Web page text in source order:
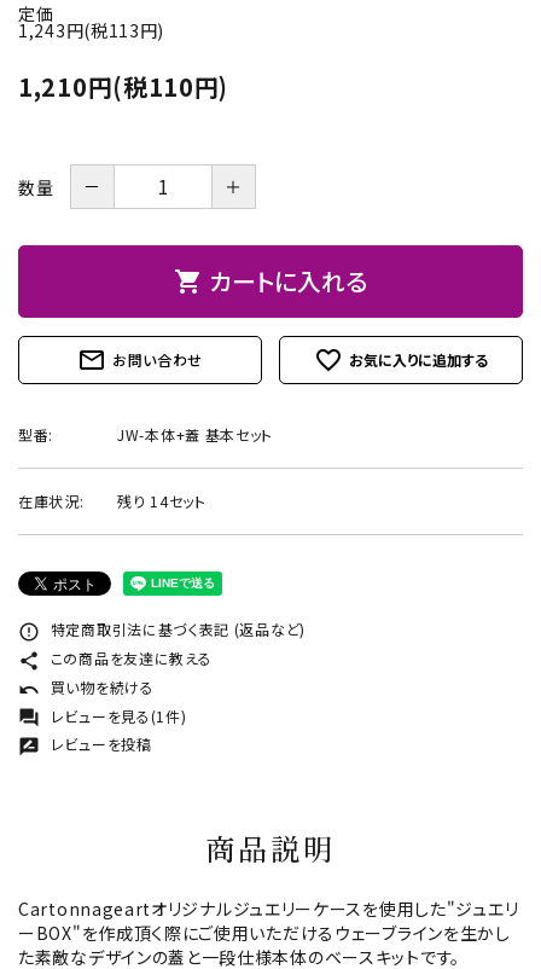
グループ
ガイドライン
定価
1,243円(税113円)
1,210円(税110円)
数量 － ＋
shopping_cart カートに入れる
mail_outline お問い合わせ favorite_outline
型番: JW-本体+蓋 基本セット
在庫状況: 残り 14セット
error_outline 特定商取引法に基づく表記 (返品など)
share この商品を友達に教える
undo 買い物を続ける
forum レビューを見る(1件)
rate_review レビューを投稿
商品説明
Cartonnageartオリジナルジュエリーケースを使用した"ジュエリ
ーBOX"を作成頂く際にご使用いただけるウェーブラインを生かし
た素敵なデザインの蓋と一段仕様本体のベースキットです。